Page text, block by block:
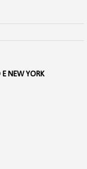
NEW YORK